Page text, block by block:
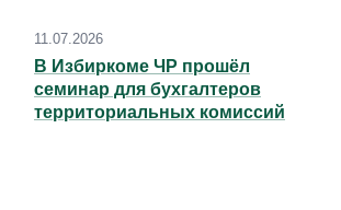
11.07.2026
В Избиркоме ЧР прошёл
семинар для бухгалтеров
территориальных комиссий